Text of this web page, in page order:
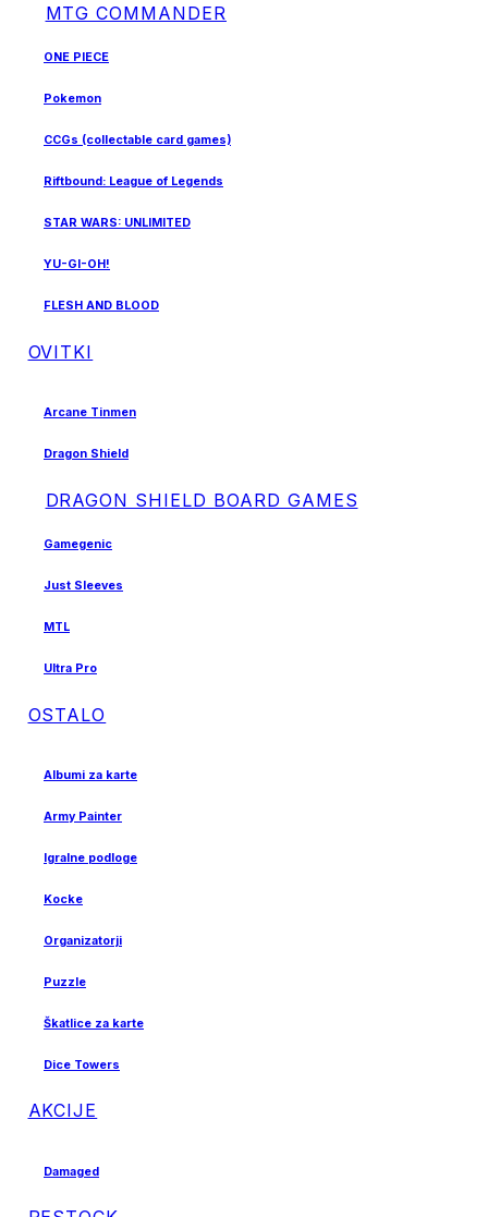
MTG COMMANDER
ONE PIECE
Pokemon
CCGs (collectable card games)
Riftbound: League of Legends
STAR WARS: UNLIMITED
YU-GI-OH!
FLESH AND BLOOD
OVITKI
Arcane Tinmen
Dragon Shield
DRAGON SHIELD BOARD GAMES
Gamegenic
Just Sleeves
MTL
Ultra Pro
OSTALO
Albumi za karte
Army Painter
Igralne podloge
Kocke
Organizatorji
Puzzle
Škatlice za karte
Dice Towers
AKCIJE
Damaged